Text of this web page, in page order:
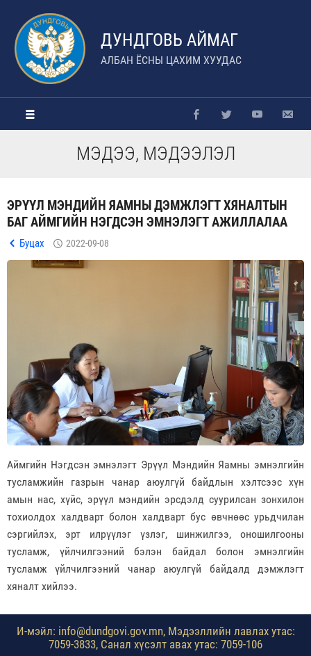
ДУНДГОВЬ АЙМАГ
АЛБАН ЁСНЫ ЦАХИМ ХУУДАС
МЭДЭЭ, МЭДЭЭЛЭЛ
ЭРҮҮЛ МЭНДИЙН ЯАМНЫ ДЭМЖЛЭГТ ХЯНАЛТЫН
БАГ АЙМГИЙН НЭГДСЭН ЭМНЭЛЭГТ АЖИЛЛАЛАА
Буцах 2022-09-08
Аймгийн Нэгдсэн эмнэлэгт Эрүүл Мэндийн Яамны эмнэлгийн
тусламжийн газрын чанар аюулгүй байдлын хэлтсээс хүн
амын нас, хүйс, эрүүл мэндийн эрсдэлд суурилсан зонхилон
тохиолдох халдварт болон халдварт бус өвчнөөс урьдчилан
сэргийлэх, эрт илрүүлэг үзлэг, шинжилгээ, оношилгооны
тусламж, үйлчилгээний бэлэн байдал болон эмнэлгийн
тусламж үйлчилгээний чанар аюулгүй байдалд дэмжлэгт
хяналт хийлээ.
И-мэйл: info@dundgovi.gov.mn, Мэдээллийн лавлах утас:
7059-3833, Санал хүсэлт авах утас: 7059-106